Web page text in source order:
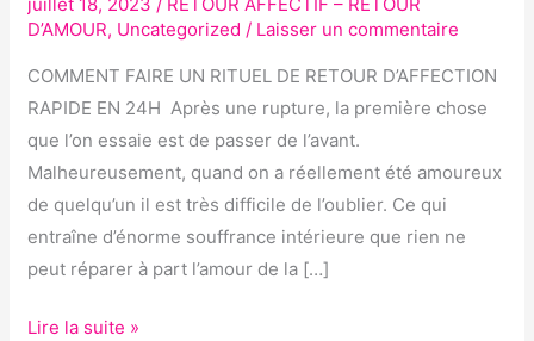
D’AMOUR, Uncategorized / Laisser un commentaire
COMMENT FAIRE UN RITUEL DE RETOUR D’AFFECTION
RAPIDE EN 24H Après une rupture, la première chose
que l’on essaie est de passer de l’avant.
Malheureusement, quand on a réellement été amoureux
de quelqu’un il est très difficile de l’oublier. Ce qui
entraîne d’énorme souffrance intérieure que rien ne
peut réparer à part l’amour de la […]
DE
RETOUR
D’AFFECTION
RAPIDE
EN
24H
Lire la suite »